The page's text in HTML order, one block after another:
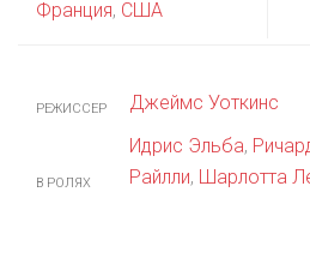
Франция, США
РЕЖИССЕР Джеймс Уоткинс
В РОЛЯХ
Идрис Эльба,
Райлли, Шарлотта